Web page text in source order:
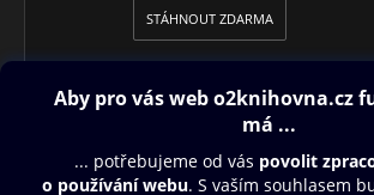
STÁHNOUT ZDARMA
Obsah ke stažení